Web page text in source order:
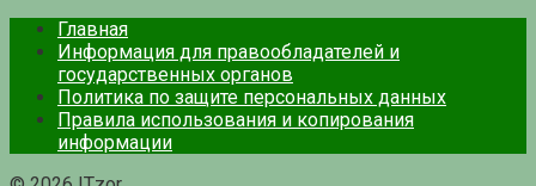
Главная
Информация для правообладателей и
государственных органов
Политика по защите персональных данных
Правила использования и копирования
информации